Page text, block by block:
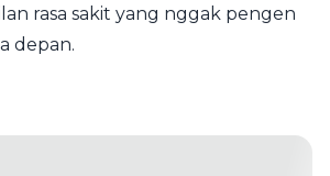
rasa sakit yang nggak pengen
depan.